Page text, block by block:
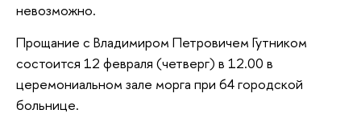
невозможно.
Прощание с Владимиром Петровичем Гутником
состоится 12 февраля (четверг) в 12.00 в
церемониальном зале морга при 64 городской
больнице.